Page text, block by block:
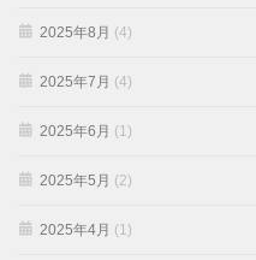
2025年8月 (4)
2025年7月 (4)
2025年6月 (1)
2025年5月 (2)
2025年4月 (1)